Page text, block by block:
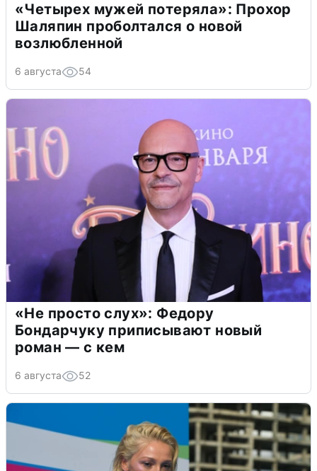
«Четырех мужей потеряла»: Прохор
Шаляпин проболтался о новой
возлюбленной
6 августа 54
«Не просто слух»: Федору
Бондарчуку приписывают новый
роман — с кем
6 августа 52